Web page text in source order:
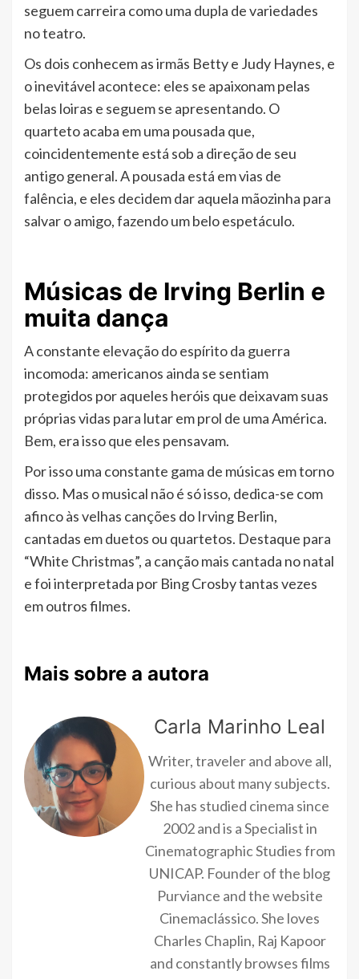
seguem carreira como uma dupla de variedades
no teatro.
Os dois conhecem as irmãs Betty e Judy Haynes, e
o inevitável acontece: eles se apaixonam pelas
belas loiras e seguem se apresentando. O
quarteto acaba em uma pousada que,
coincidentemente está sob a direção de seu
antigo general. A pousada está em vias de
falência, e eles decidem dar aquela mãozinha para
salvar o amigo, fazendo um belo espetáculo.
Músicas de Irving Berlin e
muita dança
A constante elevação do espírito da guerra
incomoda: americanos ainda se sentiam
protegidos por aqueles heróis que deixavam suas
próprias vidas para lutar em prol de uma América.
Bem, era isso que eles pensavam.
Por isso uma constante gama de músicas em torno
disso. Mas o musical não é só isso, dedica-se com
afinco às velhas canções do Irving Berlin,
cantadas em duetos ou quartetos. Destaque para
“White Christmas”, a canção mais cantada no natal
e foi interpretada por Bing Crosby tantas vezes
em outros filmes.
Mais sobre a autora
Carla Marinho Leal
Writer, traveler and above all,
curious about many subjects.
She has studied cinema since
2002 and is a Specialist in
Cinematographic Studies from
UNICAP. Founder of the blog
Purviance and the website
Cinemaclássico. She loves
Charles Chaplin, Raj Kapoor
and constantly browses films